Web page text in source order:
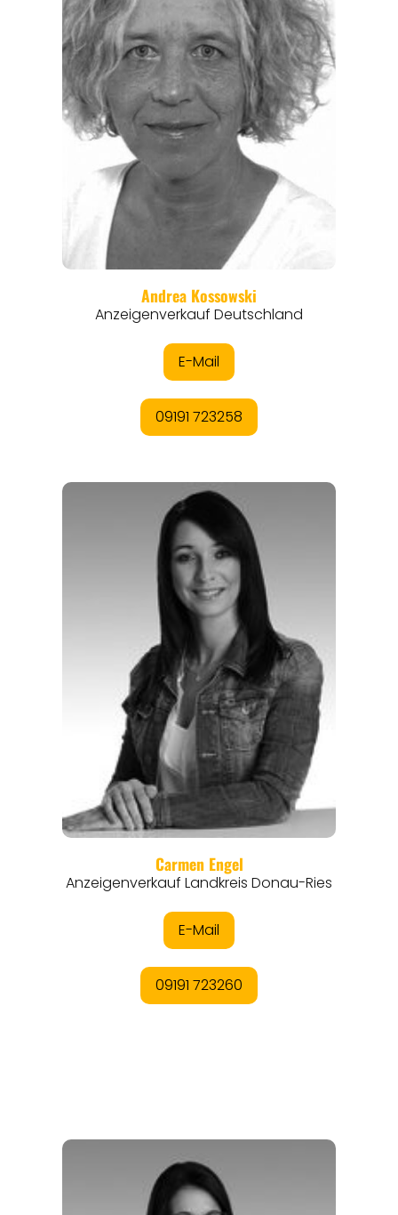
ORTE
EVENTS
REISEMAGAZINE
ANGEBOTE